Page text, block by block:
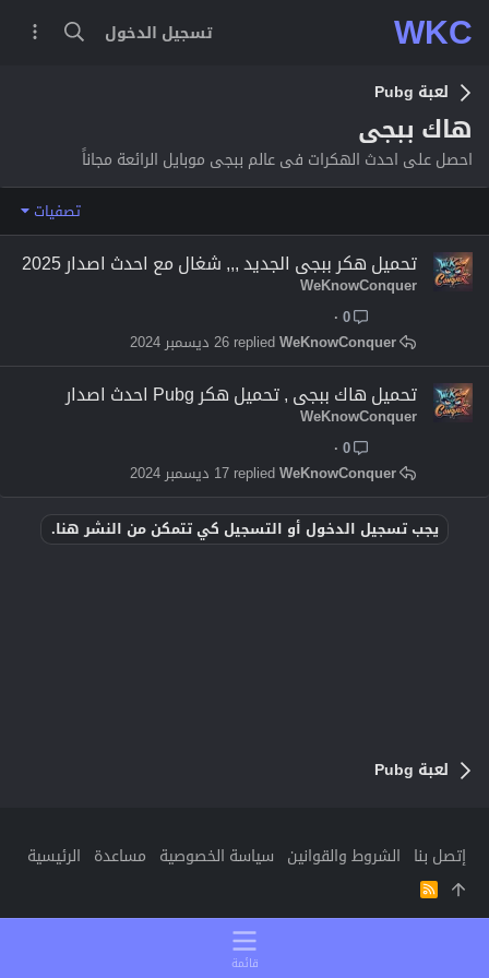
WKC تسجيل الدخول
لعبة Pubg
هاك ببجى
احصل على احدث الهكرات فى عالم ببجى موبايل الرائعة مجاناً
تصفيات
تحميل هكر ببجى الجديد ,,, شغال مع احدث اصدار 2025
WeKnowConquer
0
26 ديسمبر 2024
WeKnowConquer
تحميل هاك ببجى , تحميل هكر Pubg احدث اصدار
WeKnowConquer
0
17 ديسمبر 2024
WeKnowConquer
يجب تسجيل الدخول أو التسجيل كي تتمكن من النشر هنا.
لعبة Pubg
إتصل بنا الشروط والقوانين سياسة الخصوصية مساعدة الرئيسية
R
قائمة